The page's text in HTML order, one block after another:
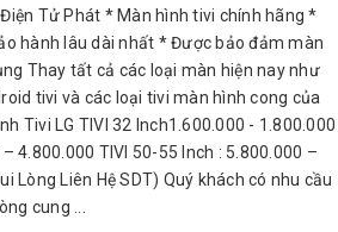
Tử Phát * Màn hình tivi chính hãng *
hành lâu dài nhất * Được bảo đảm màn
Thay tất cả các loại màn hiện nay như
tivi và các loại tivi màn hình cong của
Tivi LG TIVI 32 Inch1.600.000 - 1.800.000
4.800.000 TIVI 50-55 Inch : 5.800.000 –
Lòng Liên Hệ SDT) Quý khách có nhu cầu
cung ...